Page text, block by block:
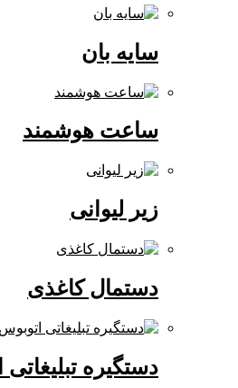
ساعت هوشمند
زیر لیوانی
دستمال کاغذی
دستگیره تبلیغاتی اتوبوس